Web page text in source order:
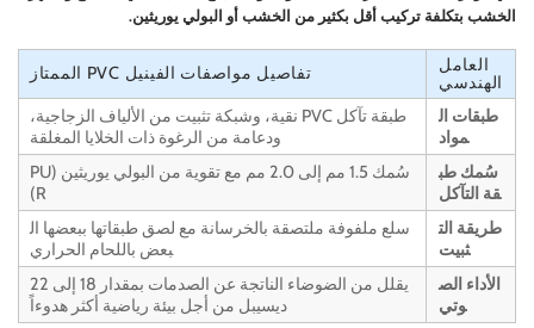
الخشب بتكلفة تركيب أقل بكثير من الخشب أو البولي يوريثين.
العامل
الهندسي
تفاصيل مواصفات الفينيل PVC الممتاز
طبقات ال
مواد
طبقة تآكل PVC نقية، وشبكة تثبيت من الألياف الزجاجية،
ودعامة من الرغوة ذات الخلايا المغلقة
سُمك طب
قة التآكل
سُمك 1.5 مم إلى 2.0 مم مع تقوية من البولي يوريثين (PU
طريقة الت
ثبيت
سلع ملفوفة ملتصقة بالخرسانة مع لصق طبقاتها ببعضها ال
بعض باللحام الحراري
الأداء الص
وتي
يقلل من الضوضاء الناتجة عن الصدمات بمقدار 18 إلى 22
ديسيبل من أجل بيئة رياضية أكثر هدوءاً